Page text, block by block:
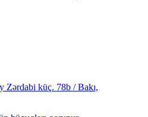
Zərdabi küç. 78b / Bakı,